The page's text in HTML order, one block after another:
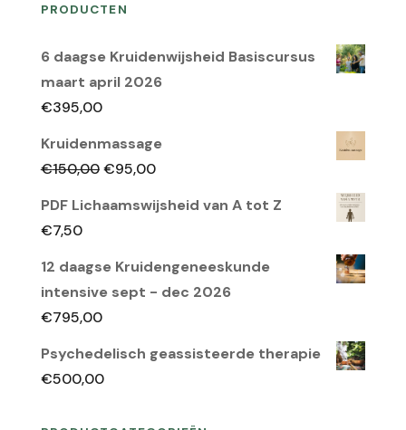
PRODUCTEN
6 daagse Kruidenwijsheid Basiscursus
maart april 2026
€395,00
Kruidenmassage
€150,00 Oorspronkelijke
€95,00Huidige
is:
PDF Lichaamswijsheid van A tot Z
€7,50
12 daagse Kruidengeneeskunde
intensive sept - dec 2026
€795,00
Psychedelisch geassisteerde therapie
€500,00